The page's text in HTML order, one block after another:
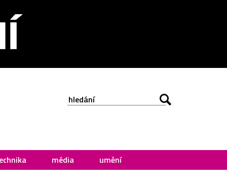
média umění